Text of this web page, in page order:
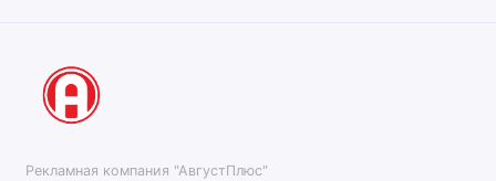
Рекламная компания "АвгустПлюс"